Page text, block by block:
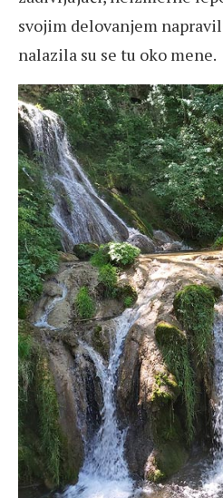
svojim delovanjem
nalazila su se tu oko mene.